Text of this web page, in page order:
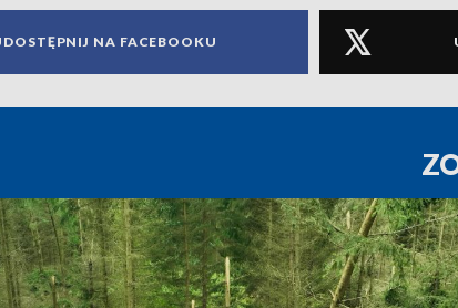
NA FACEBOOKU